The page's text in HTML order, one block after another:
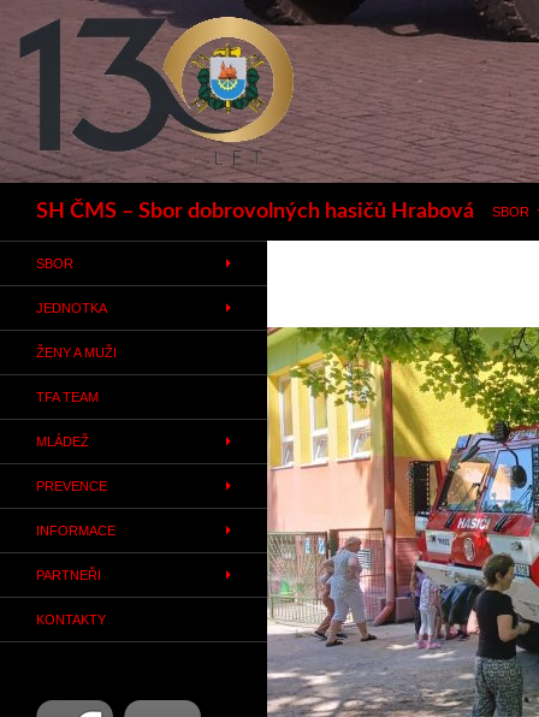
SH ČMS – Sbor dobrovolných hasičů Hrabová SBOR
SBOR
JEDNOTKA
ŽENY A MUŽI
TFA TEAM
MLÁDEŽ
PREVENCE
INFORMACE
PARTNEŘI
KONTAKTY